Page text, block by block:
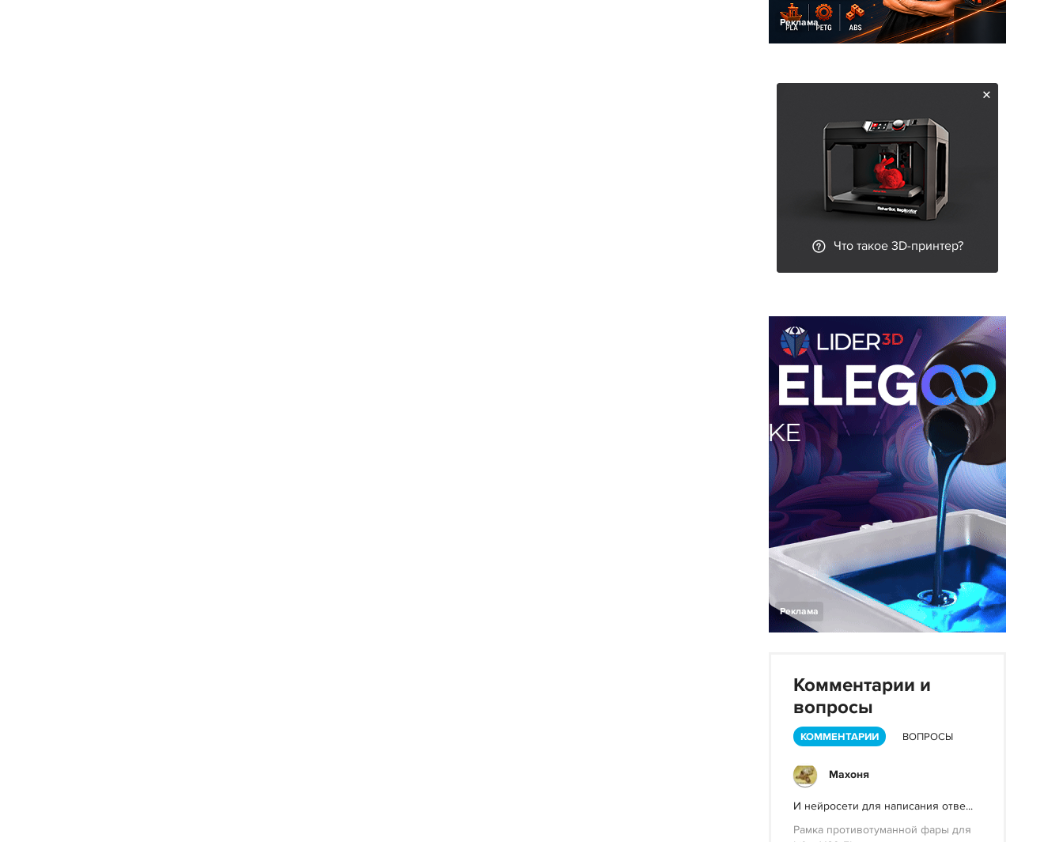
Реклама
Что такое 3D-принтер?
Реклама
Комментарии и
вопросы
КОММЕНТАРИИ ВОПРОСЫ
Махоня
И нейросети для написания отве...
Рамка противотуманной фары для